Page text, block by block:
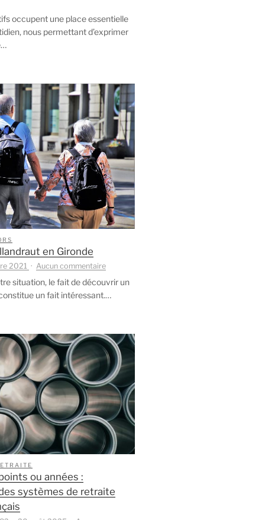
occupent une place essentielle
nous permettant d’exprimer
en Gironde
2021 Aucun commentairesur
Découvrir
en
situation, le fait de découvrir un
un fait intéressant.…
ou années :
systèmes de retraite